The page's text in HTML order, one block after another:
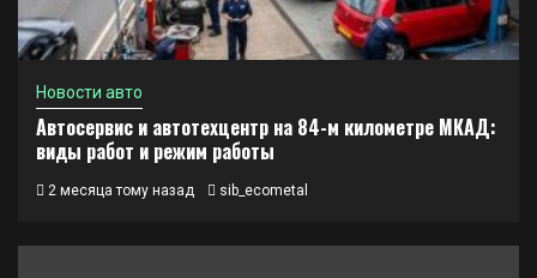
Новости авто
Автосервис и автотехцентр на 84-м километре МКАД:
виды работ и режим работы
2 месяца тому назад sib_ecometal